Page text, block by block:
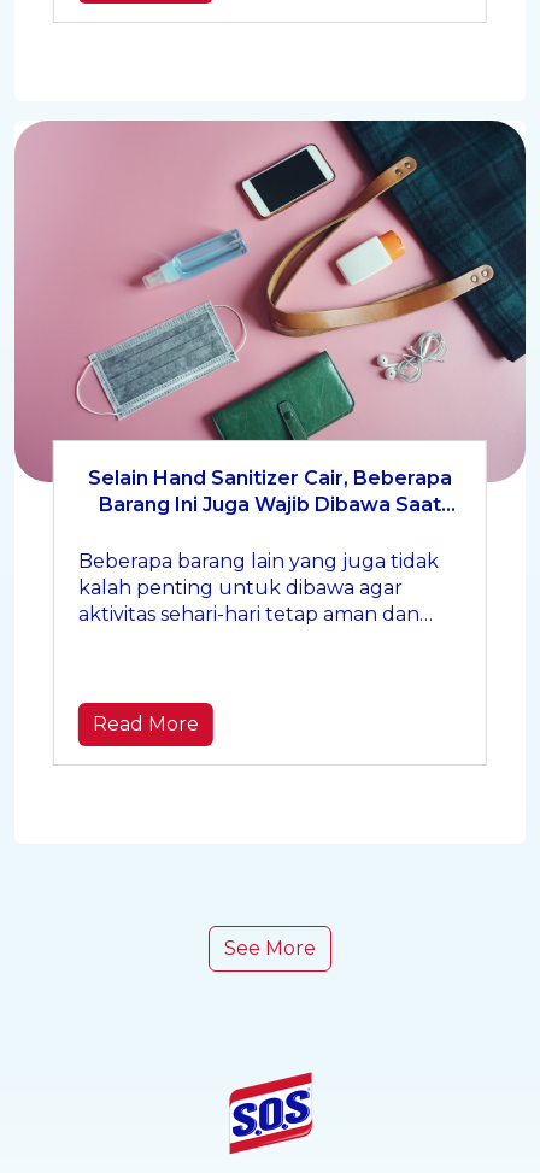
Selain Hand Sanitizer Cair, Beberapa
Barang Ini Juga Wajib Dibawa Saat
Beberapa barang lain yang juga tidak
kalah penting untuk dibawa agar
aktivitas sehari-hari tetap aman dan
Read More
See More